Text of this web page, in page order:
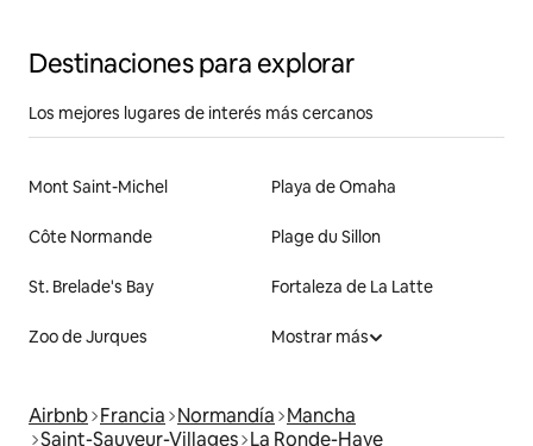
Destinaciones para explorar
Los mejores lugares de interés más cercanos
Mont Saint-Michel Playa de Omaha
Côte Normande Plage du Sillon
St. Brelade's Bay Fortaleza de La Latte
Zoo de Jurques Mostrar más
Airbnb Francia Normandía Mancha
Saint-Sauveur-Villages La Ronde-Haye